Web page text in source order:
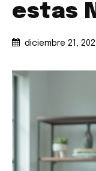
estas
diciembre 21,